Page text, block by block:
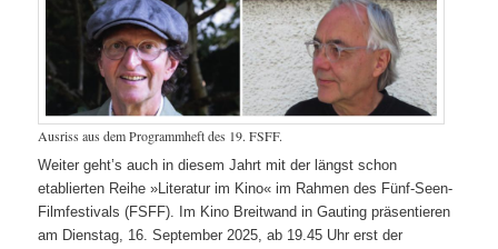
Ausriss aus dem Programmheft des 19. FSFF.
Weiter geht’s auch in diesem Jahrt mit der längst schon
etablierten Reihe »Literatur im Kino« im Rahmen des Fünf-Seen-
Filmfestivals (FSFF). Im Kino Breitwand in Gauting präsentieren
am Dienstag, 16. September 2025, ab 19.45 Uhr erst der